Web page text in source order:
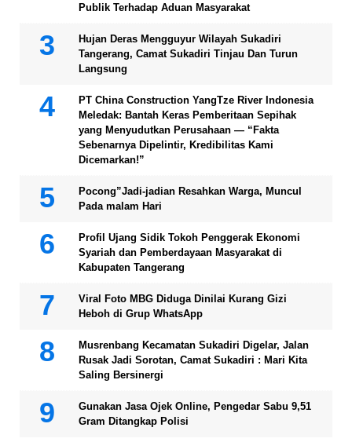
Publik Terhadap Aduan Masyarakat
Hujan Deras Mengguyur Wilayah Sukadiri
Tangerang, Camat Sukadiri Tinjau Dan Turun
Langsung
PT China Construction YangTze River Indonesia
Meledak: Bantah Keras Pemberitaan Sepihak
yang Menyudutkan Perusahaan — “Fakta
Sebenarnya Dipelintir, Kredibilitas Kami
Dicemarkan!”
Pocong”Jadi-jadian Resahkan Warga, Muncul
Pada malam Hari
Profil Ujang Sidik Tokoh Penggerak Ekonomi
Syariah dan Pemberdayaan Masyarakat di
Kabupaten Tangerang
Viral Foto MBG Diduga Dinilai Kurang Gizi
Heboh di Grup WhatsApp
Musrenbang Kecamatan Sukadiri Digelar, Jalan
Rusak Jadi Sorotan, Camat Sukadiri : Mari Kita
Saling Bersinergi
Gunakan Jasa Ojek Online, Pengedar Sabu 9,51
Gram Ditangkap Polisi